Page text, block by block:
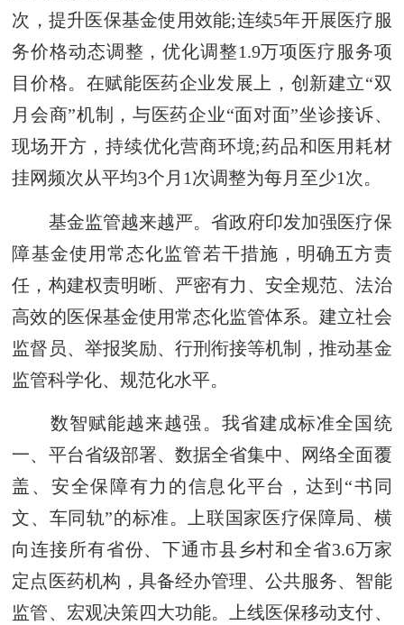
次，提升医保基金使用效能;连续5年开展医疗服
务价格动态调整，优化调整1.9万项医疗服务项
目价格。在赋能医药企业发展上，创新建立“双
月会商”机制，与医药企业“面对面”坐诊接诉、
现场开方，持续优化营商环境;药品和医用耗材
挂网频次从平均3个月1次调整为每月至少1次。
基金监管越来越严。省政府印发加强医疗保
障基金使用常态化监管若干措施，明确五方责
任，构建权责明晰、严密有力、安全规范、法治
高效的医保基金使用常态化监管体系。建立社会
监督员、举报奖励、行刑衔接等机制，推动基金
监管科学化、规范化水平。
数智赋能越来越强。我省建成标准全国统
一、平台省级部署、数据全省集中、网络全面覆
盖、安全保障有力的信息化平台，达到“书同
文、车同轨”的标准。上联国家医疗保障局、横
向连接所有省份、下通市县乡村和全省3.6万家
定点医药机构，具备经办管理、公共服务、智能
监管、宏观决策四大功能。上线医保移动支付、